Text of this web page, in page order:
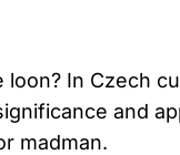
In⁣ Czech
and
madman.